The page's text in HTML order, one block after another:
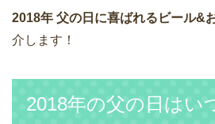
2018年 父の日に喜ばれるビール&
介します！
2018年の父の日はい